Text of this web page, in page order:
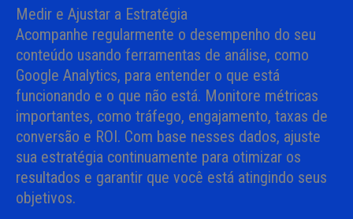
Medir e Ajustar a Estratégia
Acompanhe regularmente o desempenho do seu
conteúdo usando ferramentas de análise, como
Google Analytics, para entender o que está
funcionando e o que não está. Monitore métricas
importantes, como tráfego, engajamento, taxas de
conversão e ROI. Com base nesses dados, ajuste
sua estratégia continuamente para otimizar os
resultados e garantir que você está atingindo seus
objetivos.